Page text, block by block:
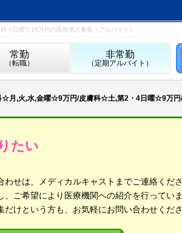
日曜☆10万円の医師求人募集（アルバイト）
常勤
（転職）
非常勤
（定期アルバイト）
☆月,火,水,金曜☆9万円/皮膚科☆土,第2・4日曜☆9万
たい
せは、メディカルキャストまでご連絡くださ
ご希望により医療機関への紹介を行っていま
けという方も、お気軽にお問い合わせくださ